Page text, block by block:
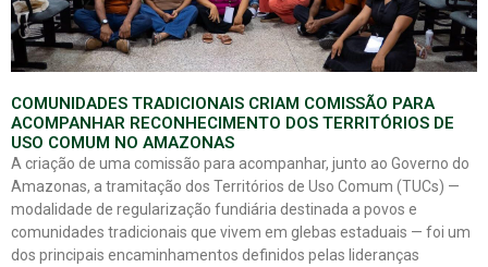
COMUNIDADES TRADICIONAIS CRIAM COMISSÃO PARA
ACOMPANHAR RECONHECIMENTO DOS TERRITÓRIOS DE
USO COMUM NO AMAZONAS
A criação de uma comissão para acompanhar, junto ao Governo do
Amazonas, a tramitação dos Territórios de Uso Comum (TUCs) —
modalidade de regularização fundiária destinada a povos e
comunidades tradicionais que vivem em glebas estaduais — foi um
dos principais encaminhamentos definidos pelas lideranças